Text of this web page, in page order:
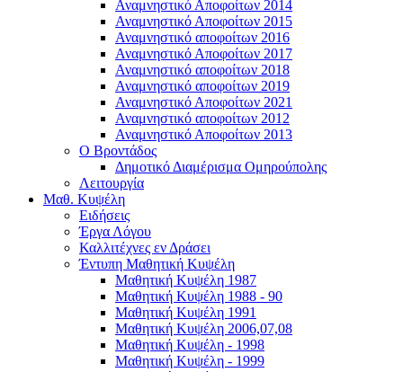
Αναμνηστικό Αποφοίτων 2014
Αναμνηστικό Αποφοίτων 2015
Αναμνηστικό αποφοίτων 2016
Αναμνηστικό Αποφοίτων 2017
Αναμνηστικό αποφοίτων 2018
Αναμνηστικό αποφοίτων 2019
Αναμνηστικό Αποφοίτων 2021
Αναμνηστικό αποφοίτων 2012
Αναμνηστικό Αποφοίτων 2013
Ο Βροντάδος
Δημοτικό Διαμέρισμα Ομηρούπολης
Λειτουργία
Μαθ. Κυψέλη
Ειδήσεις
Έργα Λόγου
Καλλιτέχνες εν Δράσει
Έντυπη Μαθητική Κυψέλη
Μαθητική Κυψέλη 1987
Μαθητική Κυψέλη 1988 - 90
Μαθητική Κυψέλη 1991
Μαθητική Κυψέλη 2006,07,08
Μαθητική Κυψέλη - 1998
Μαθητική Κυψέλη - 1999